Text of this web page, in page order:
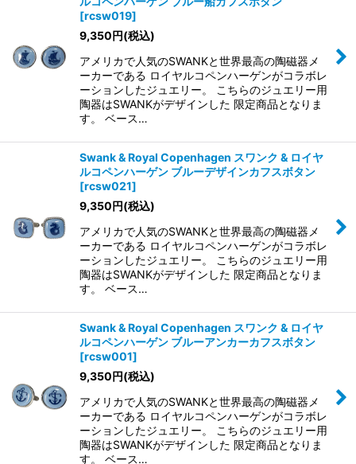
[rcsw019]
9,350円(税込)
アメリカで人気のSWANKと世界最高の陶磁器メ
ーカーである ロイヤルコペンハーゲンがコラボレ
ーションしたジュエリー。 こちらのジュエリー用
陶器はSWANKがデザインした 限定商品となりま
す。 ベース…
Swank & Royal Copenhagen スワンク & ロイヤ
ルコペンハーゲン ブルーデザインカフスボタン
[rcsw021]
9,350円(税込)
アメリカで人気のSWANKと世界最高の陶磁器メ
ーカーである ロイヤルコペンハーゲンがコラボレ
ーションしたジュエリー。 こちらのジュエリー用
陶器はSWANKがデザインした 限定商品となりま
す。 ベース…
Swank & Royal Copenhagen スワンク & ロイヤ
ルコペンハーゲン ブルーアンカーカフスボタン
[rcsw001]
9,350円(税込)
アメリカで人気のSWANKと世界最高の陶磁器メ
ーカーである ロイヤルコペンハーゲンがコラボレ
ーションしたジュエリー。 こちらのジュエリー用
陶器はSWANKがデザインした 限定商品となりま
す。 ベース…